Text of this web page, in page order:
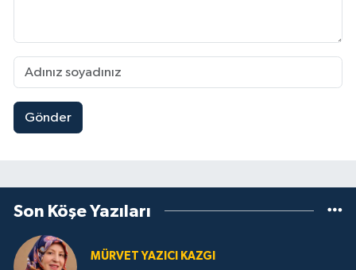
Gönder
Son Köşe Yazıları
MÜRVET YAZICI KAZGI